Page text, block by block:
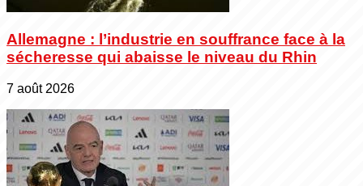
Allemagne : l’industrie en souffrance face à la
sécheresse qui abaisse le niveau du Rhin
7 août 2026